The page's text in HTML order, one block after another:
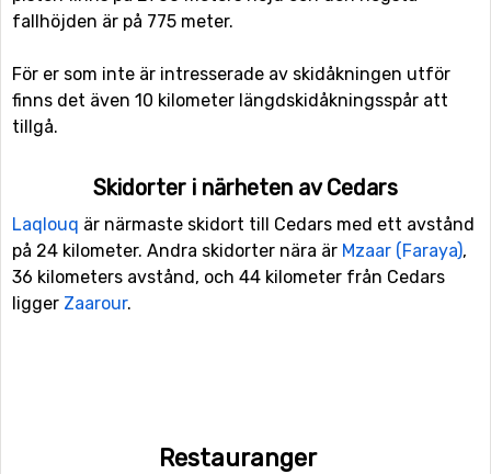
fallhöjden är på 775 meter.
För er som inte är intresserade av skidåkningen utför
finns det även 10 kilometer längdskidåkningsspår att
tillgå.
Skidorter i närheten av Cedars
Laqlouq är närmaste skidort till Cedars med ett avstånd
på 24 kilometer. Andra skidorter nära är Mzaar (Faraya),
36 kilometers avstånd, och 44 kilometer från Cedars
ligger Zaarour.
Restauranger